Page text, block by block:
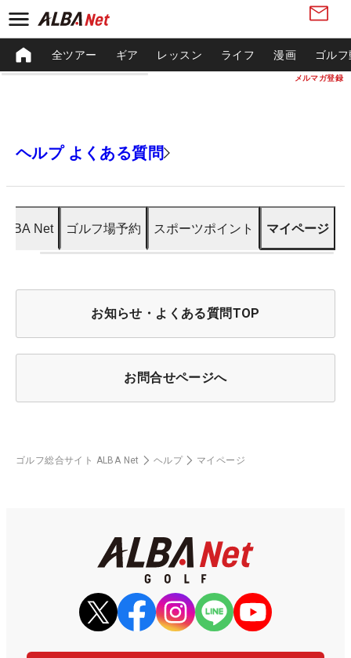
メルマガ登録
全ツアー ギア レッスン ライフ 漫画 ゴル
ヘルプ よくある質問
Net ゴルフ場予約 スポーツポイント マイページ
お知らせ・よくある質問TOP
お問合せページへ
ゴルフ総合サイト ALBA Net ヘルプ マイページ